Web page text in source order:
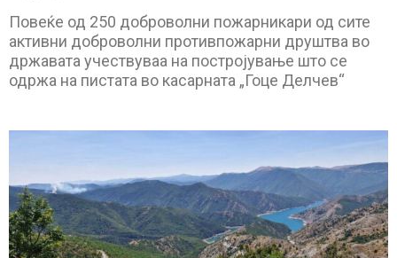
Повеќе од 250 доброволни пожарникари од сите
активни доброволни противпожарни друштва во
државата учествуваа на постројување што се
одржа на пистата во касарната „Гоце Делчев“